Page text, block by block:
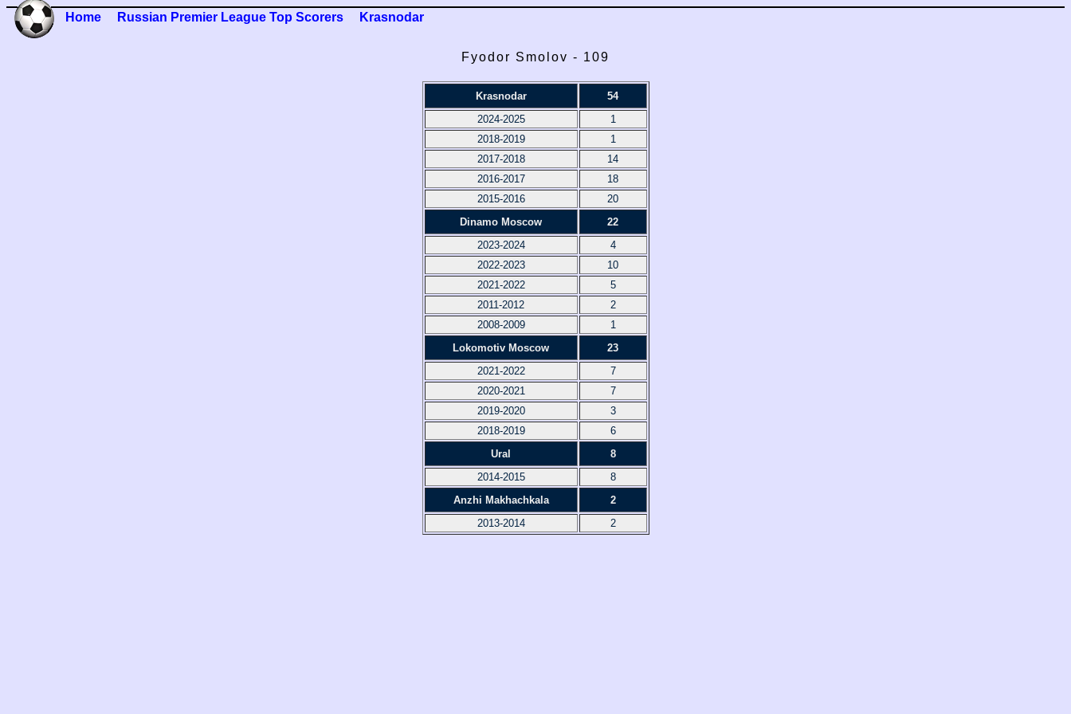
Home Russian Premier League Top Scorers Krasnodar
Fyodor Smolov - 109
Krasnodar
54
2024-2025
1
2018-2019
1
2017-2018
14
2016-2017
18
2015-2016
20
Dinamo Moscow
22
2023-2024
4
2022-2023
10
2021-2022
5
2011-2012
2
2008-2009
1
Lokomotiv Moscow
23
2021-2022
7
2020-2021
7
2019-2020
3
2018-2019
6
Ural
8
2014-2015
8
Anzhi Makhachkala
2
2013-2014
2